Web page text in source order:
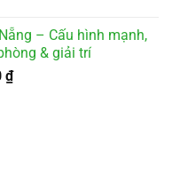
tại
là:
2.000.000 ₫.
– Cấu hình mạnh,
& giải trí
₫Giá